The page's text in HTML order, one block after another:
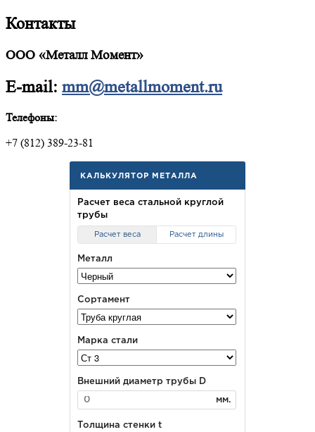
Контакты
ООО «Металл Момент»
E-mail: mm@metallmoment.ru
Телефоны:
+7 (812) 389-23-81